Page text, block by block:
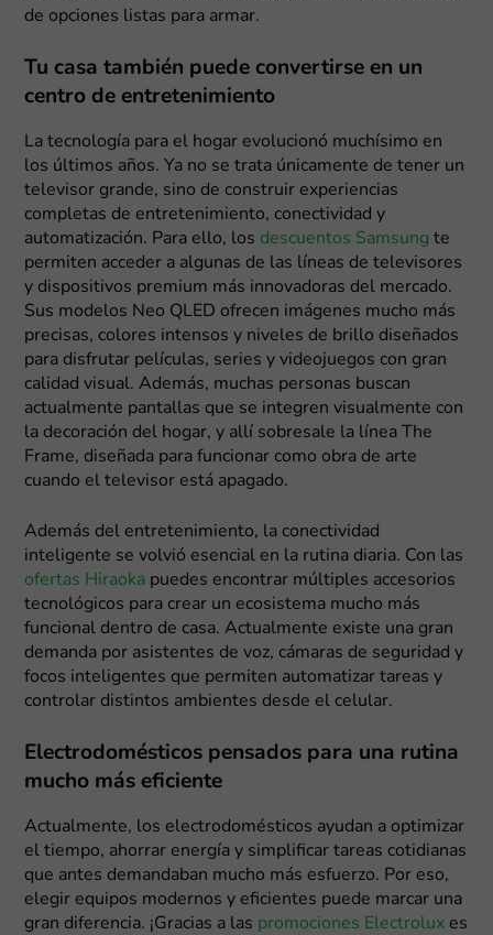
de opciones listas para armar.
Tu casa también puede convertirse en un
centro de entretenimiento
La tecnología para el hogar evolucionó muchísimo en
los últimos años. Ya no se trata únicamente de tener un
televisor grande, sino de construir experiencias
completas de entretenimiento, conectividad y
automatización. Para ello, los descuentos Samsung te
permiten acceder a algunas de las líneas de televisores
y dispositivos premium más innovadoras del mercado.
Sus modelos Neo QLED ofrecen imágenes mucho más
precisas, colores intensos y niveles de brillo diseñados
para disfrutar películas, series y videojuegos con gran
calidad visual. Además, muchas personas buscan
actualmente pantallas que se integren visualmente con
la decoración del hogar, y allí sobresale la línea The
Frame, diseñada para funcionar como obra de arte
cuando el televisor está apagado.
Además del entretenimiento, la conectividad
inteligente se volvió esencial en la rutina diaria. Con las
ofertas Hiraoka puedes encontrar múltiples accesorios
tecnológicos para crear un ecosistema mucho más
funcional dentro de casa. Actualmente existe una gran
demanda por asistentes de voz, cámaras de seguridad y
focos inteligentes que permiten automatizar tareas y
controlar distintos ambientes desde el celular.
Electrodomésticos pensados para una rutina
mucho más eficiente
Actualmente, los electrodomésticos ayudan a optimizar
el tiempo, ahorrar energía y simplificar tareas cotidianas
que antes demandaban mucho más esfuerzo. Por eso,
elegir equipos modernos y eficientes puede marcar una
gran diferencia. ¡Gracias a las promociones Electrolux es